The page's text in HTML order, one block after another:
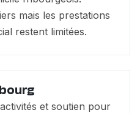
mais les prestations
restent limitées.
et soutien pour